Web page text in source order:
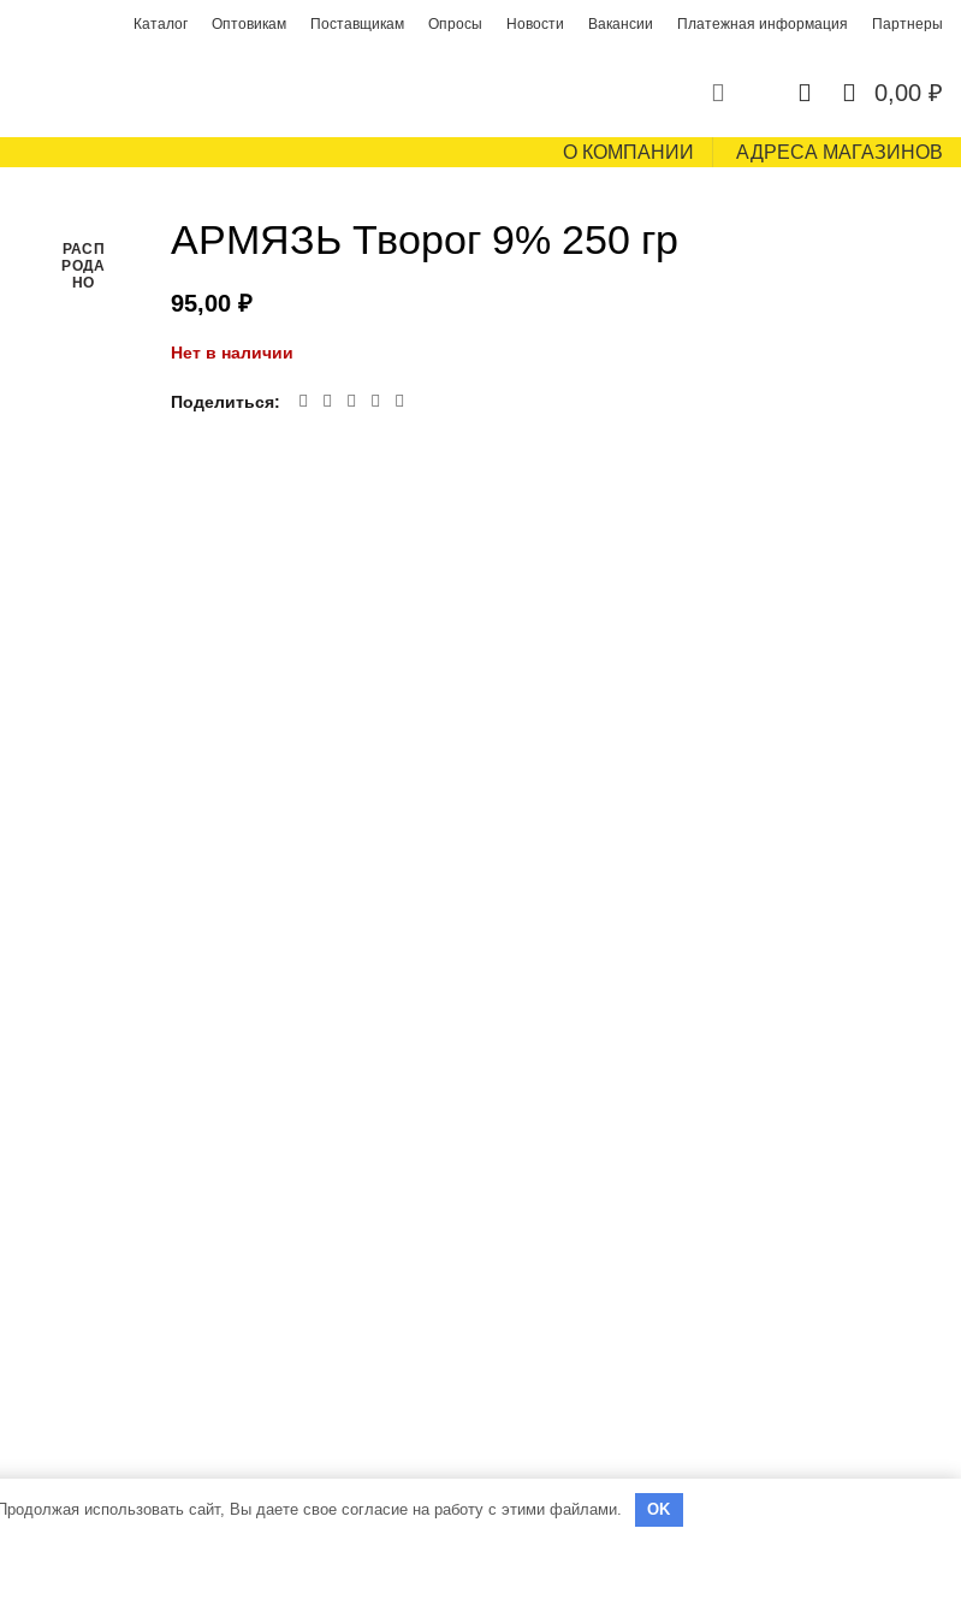
Каталог Оптовикам Поставщикам Опросы Новости Вакансии Платежная информация Партнеры
0,00 ₽
О КОМПАНИИ АДРЕСА МАГАЗИНОВ
РАСП
РОДА
НО
АРМЯЗЬ Творог 9% 250 гр
₽
Нет в наличии
Поделиться
использовать сайт, Вы даете свое согласие на работу с этими файлами. OK